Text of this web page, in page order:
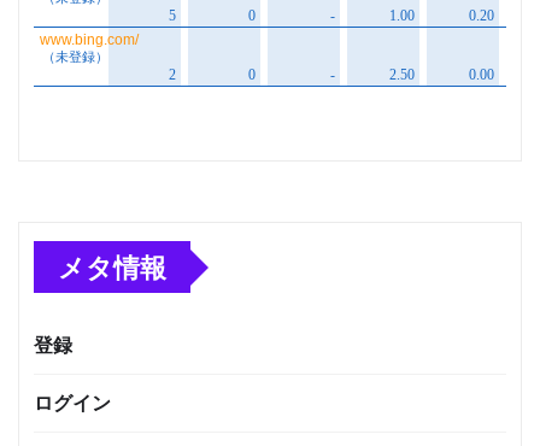
メタ情報
登録
ログイン